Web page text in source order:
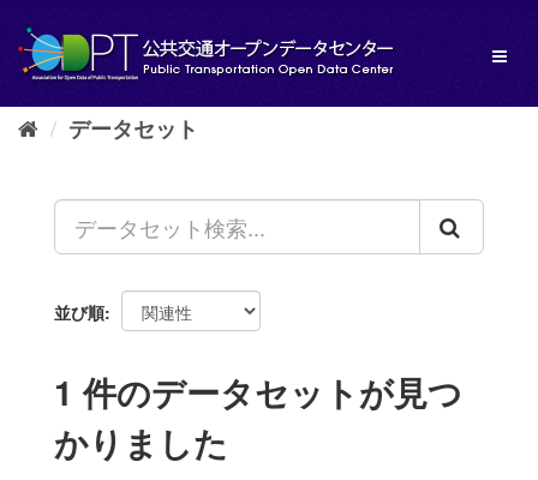
し
データセット
並び順
1 件のデータセットが見つ
かりました